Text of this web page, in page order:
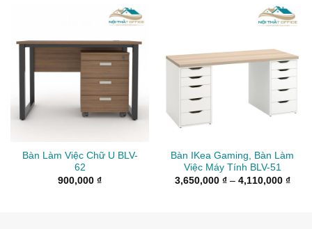
2,890,000 ₫
Bàn Làm Việc Chữ U BLV-
62
900,000 ₫
Bàn IKea Gaming, Bàn Làm
Việc Máy Tính BLV-51
3,650,000 ₫ – 4,110,000 ₫